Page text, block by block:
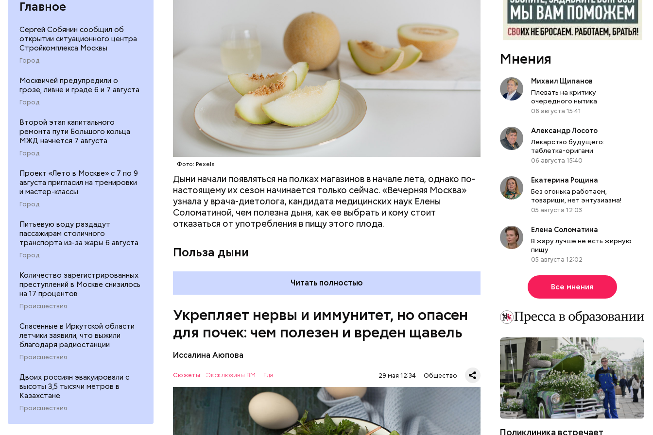
Главное
Сергей Собянин сообщил об
открытии ситуационного центра
Стройкомплекса Москвы
Город
Москвичей предупредили о
грозе, ливне и граде 6 и 7 августа
Город
Второй этап капитального
ремонта пути Большого кольца
МЖД начнется 7 августа
Город
Проект «Лето в Москве» с 7 по 9
августа пригласил на тренировки
и мастер-классы
Город
Питьевую воду раздадут
пассажирам столичного
транспорта из-за жары 6 августа
Город
Количество зарегистрированных
преступлений в Москве снизилось
на 17 процентов
Происшествия
Спасенные в Иркутской области
летчики заявили, что выжили
благодаря радиостанции
Происшествия
Двоих россиян эвакуировали с
высоты 3,5 тысячи метров в
Казахстане
Происшествия
Фото: Pexels
Дыни начали появляться на полках магазинов в начале лета, однако по-
настоящему их сезон начинается только сейчас. «Вечерняя Москва»
узнала у врача-диетолога, кандидата медицинских наук Елены
Соломатиной, чем полезна дыня, как ее выбрать и кому стоит
отказаться от употребления в пищу этого плода.
Польза дыни
Читать полностью
Укрепляет нервы и иммунитет, но опасен
для почек: чем полезен и вреден щавель
Иссалина Аюпова
Сюжеты: Эксклюзивы ВМ Еда 29 мая 12:34 Общество
— Если человек уже болеет мочекаменной болезнью, щавель ему не
рекомендуется. При артрите, гастрите, холецистите, синдроме
раздраженного кишечника, язвах и панкреатите продукт тоже лучше
исключить из рациона, — предупредила врач. — Он может привести к
повышению кислотности желудка и раздражать слизистые оболочки.
Мнения
Михаил Щипанов
Плевать на критику
очередного нытика
06 августа 15:41
Александр Лосото
Лекарство будущего:
таблетка-оригами
06 августа 15:40
Екатерина Рощина
Без огонька работаем,
товарищи, нет энтузиазма!
05 августа 12:03
Елена Соломатина
В жару лучше не есть жирную
пищу
05 августа 12:02
Все мнения
Поликлиника встречает